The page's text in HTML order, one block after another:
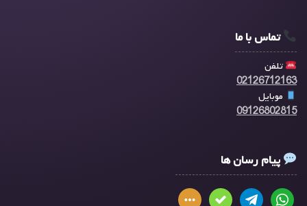
تماس با ما
تلفن
02126712163
موبایل
09126802815
پیام رسان ها